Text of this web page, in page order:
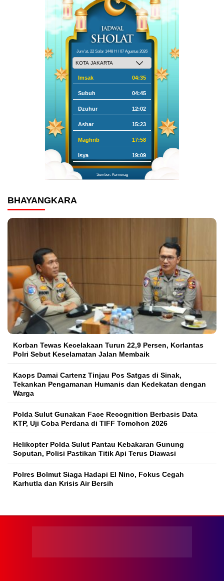
Jum'at, 22 Safar 1448 H / 07 Agustus 2026
Imsak 04:35
Subuh 04:45
Dzuhur 12:02
Ashar 15:23
Maghrib 17:58
Isya 19:09
Sumber: Kemenag
BHAYANGKARA
Korban Tewas Kecelakaan Turun 22,9 Persen, Korlantas
Polri Sebut Keselamatan Jalan Membaik
Kaops Damai Cartenz Tinjau Pos Satgas di Sinak,
Tekankan Pengamanan Humanis dan Kedekatan dengan
Warga
Polda Sulut Gunakan Face Recognition Berbasis Data
KTP, Uji Coba Perdana di TIFF Tomohon 2026
Helikopter Polda Sulut Pantau Kebakaran Gunung
Soputan, Polisi Pastikan Titik Api Terus Diawasi
Polres Bolmut Siaga Hadapi El Nino, Fokus Cegah
Karhutla dan Krisis Air Bersih